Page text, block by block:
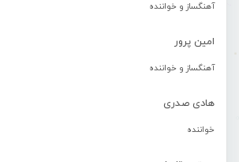
آهنگساز و خواننده
امین پرور
آهنگساز و خواننده
هادی صدری
خواننده